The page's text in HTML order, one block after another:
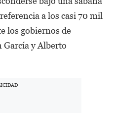
a los casi 70 mil
los gobiernos de
García y Alberto